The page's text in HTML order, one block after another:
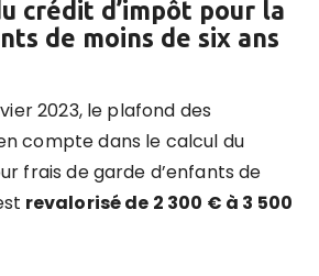
crédit d’impôt pour la
de moins de six ans
2023, le plafond des
compte dans le calcul du
frais de garde d’enfants de
revalorisé de 2 300 € à 3 500